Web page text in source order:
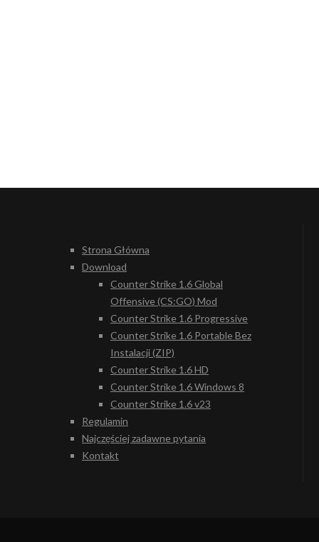
Strona Główna
Download
Counter Strike 1.6 Global
Offensive (CS:GO) Mod
Counter Strike 1.6 Progressive
Counter Strike 1.6 Portable Bez
Instalacji (ZIP)
Counter Strike 1.6 HD
Counter Strike 1.6 Windows 8
Counter Strike 1.6 v23
Regulamin
Najczęściej zadawne pytania
Kontakt